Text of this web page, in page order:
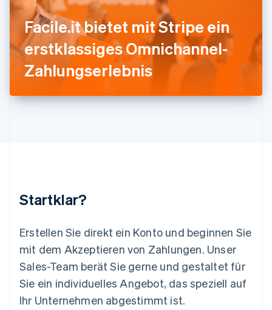
Facile.it bietet mit Stripe ein
erstklassiges Omnichannel-
Zahlungserlebnis
Startklar?
Erstellen Sie direkt ein Konto und beginnen Sie
mit dem Akzeptieren von Zahlungen. Unser
Sales-Team berät Sie gerne und gestaltet für
Sie ein individuelles Angebot, das speziell auf
Ihr Unternehmen abgestimmt ist.
Liechtenstein
DeutschEnglish
Litauen
English
Luxemburg
Français DeutschEnglish
Malaysia
Malta
Nederlands English
Norwegen
Österreich
Polen
English
Portugal
Português English
Rumänien